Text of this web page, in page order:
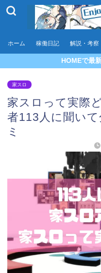
ホーム 稼働日記 解説・考察
HOMEで最
家スロ
家スロって実際
者113人に聞い
ミ